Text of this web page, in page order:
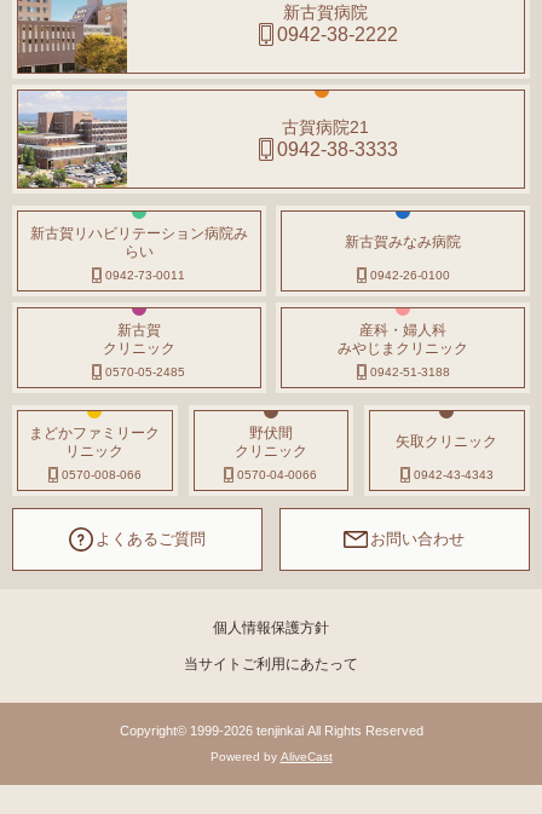
新古賀病院
0942-38-2222
古賀病院21
0942-38-3333
新古賀リハビリテーション病院み
らい
0942-73-0011
新古賀みなみ病院
0942-26-0100
新古賀
クリニック
0570-05-2485
産科・婦人科
みやじまクリニック
0942-51-3188
まどかファミリーク
リニック
0570-008-066
野伏間
クリニック
0570-04-0066
矢取クリニック
0942-43-4343
よくあるご質問 お問い合わせ
個人情報保護方針
当サイトご利用にあたって
Copyright© 1999-2026 tenjinkai All Rights Reserved
Powered by AliveCast